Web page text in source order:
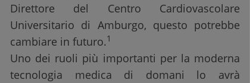
Direttore del Centro Cardiovascolare
Universitario di Amburgo, questo potrebbe
cambiare in futuro.1
Uno dei ruoli più importanti per la moderna
tecnologia medica di domani lo avrà